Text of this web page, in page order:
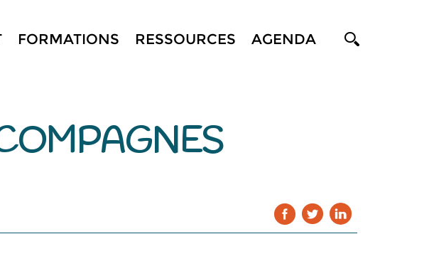
FORMATIONS RESSOURCES AGENDA